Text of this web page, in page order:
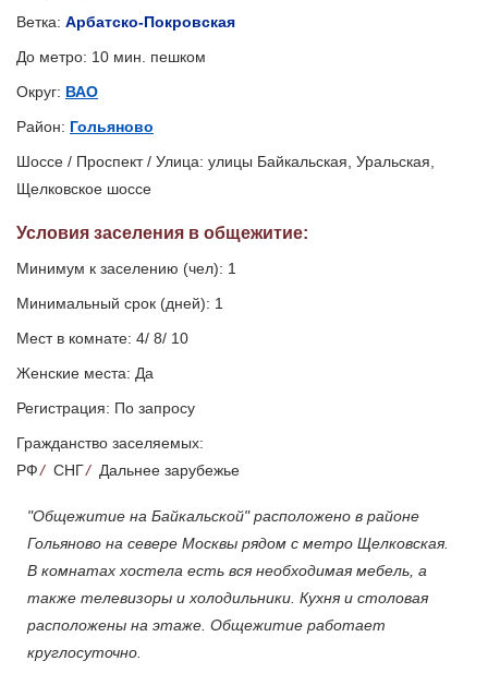
Ветка: Арбатско-Покровская
До метро: 10 мин. пешком
Округ: ВАО
Район: Гольяново
Шоссе / Проспект / Улица: улицы Байкальская, Уральская,
Щелковское шоссе
Условия заселения в общежитие:
Минимум к заселению (чел): 1
Минимальный срок (дней): 1
Мест в комнате: 4/ 8/ 10
Женские места: Да
Регистрация: По запросу
Гражданство заселяемых:
РФ/ СНГ/ Дальнее зарубежье
"Общежитие на Байкальской" расположено в районе
Гольяново на севере Москвы рядом с метро Щелковская.
В комнатах хостела есть вся необходимая мебель, а
также телевизоры и холодильники. Кухня и столовая
расположены на этаже. Общежитие работает
круглосуточно.